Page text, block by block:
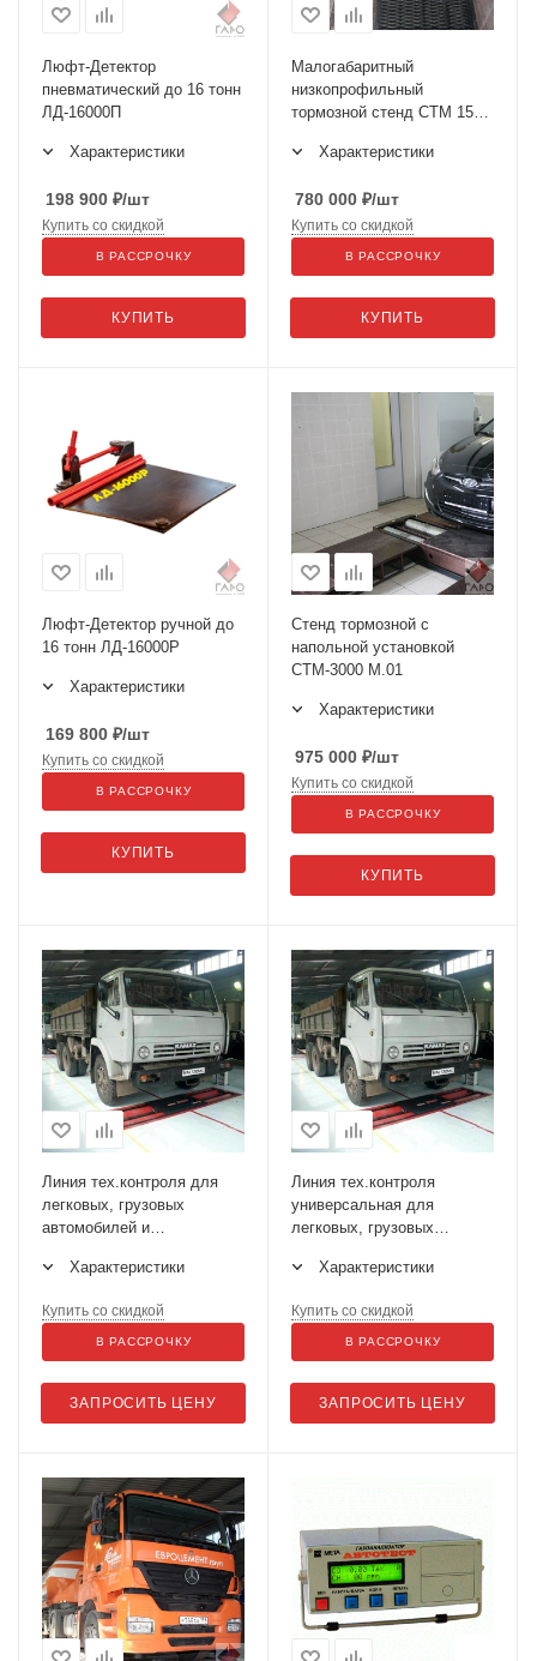
Люфт-Детектор
пневматический до 16 тонн
ЛД-16000П
Характеристики
198 900 ₽/шт
КУПИТЬ
Купить со скидкой
В РАССРОЧКУ
Малогабаритный
низкопрофильный
тормозной стенд СТМ 1500
Характеристики
780 000 ₽/шт
КУПИТЬ
Купить со скидкой
В РАССРОЧКУ
Люфт-Детектор ручной до
16 тонн ЛД-16000Р
Характеристики
169 800 ₽/шт
КУПИТЬ
Купить со скидкой
В РАССРОЧКУ
Стенд тормозной с
напольной установкой
СТМ-3000 М.01
Характеристики
975 000 ₽/шт
КУПИТЬ
Купить со скидкой
В РАССРОЧКУ
Линия тех.контроля для
легковых, грузовых
автомобилей и
ось ЛТК-С 13000.01
Характеристики
ЗАПРОСИТЬ ЦЕНУ
Купить со скидкой
В РАССРОЧКУ
Линия тех.контроля
универсальная для
легковых, грузовых
микроавтобусов до 16 т на
Характеристики
ЗАПРОСИТЬ ЦЕНУ
Купить со скидкой
В РАССРОЧКУ